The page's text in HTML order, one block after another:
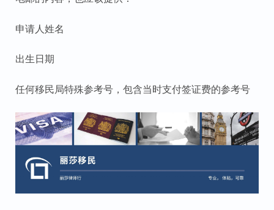
申请人姓名
出生日期
任何移民局特殊参考号，包含当时支付签证费的参考号